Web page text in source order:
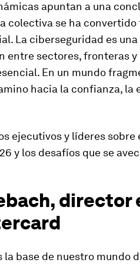
apuntan a una
colectiva se ha
La ciberseguridad es
entre sectores, fronteras
En un mundo
hacia la confianza, la
ejecutivos y líderes sobre
y los desafíos que se
director
la base de nuestro mundo